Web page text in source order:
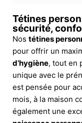
Tétines
sécurité,
Nos tétines
pour offrir un
d’hygiène, tout en
unique avec le
est pensée pour
mois, à la maison
également une